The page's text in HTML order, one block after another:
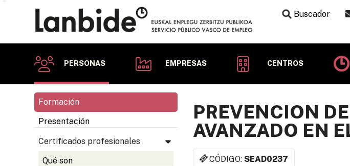
Buscador
PERSONAS EMPRESAS CENTROS
Formación
Presentación
Certificados profesionales
Qué son
PREVENCION
AVANZADO EN
CÓDIGO:SEAD0237